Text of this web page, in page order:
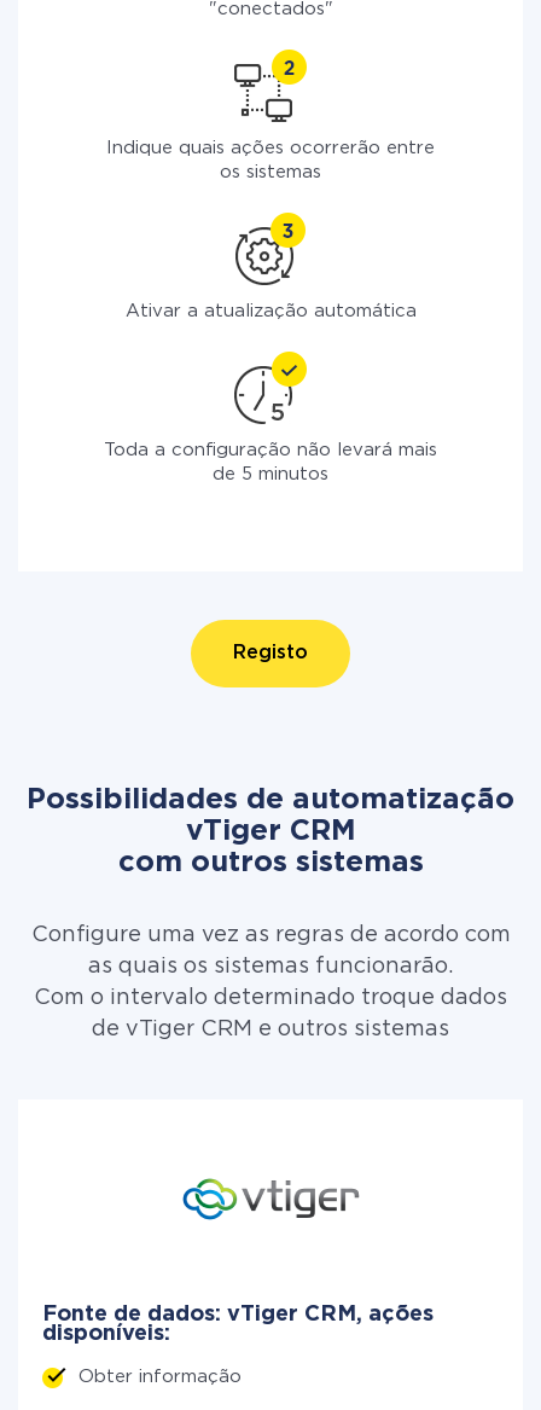
"conectados"
Indique quais ações ocorrerão entre
os sistemas
Ativar a atualização automática
Toda a configuração não levará mais
de 5 minutos
Registo
Possibilidades de automatização
vTiger CRM
com outros sistemas
Configure uma vez as regras de acordo com
as quais os sistemas funcionarão.
Com o intervalo determinado troque dados
de vTiger CRM e outros sistemas
Fonte de dados: vTiger CRM, ações
disponíveis:
Obter informação